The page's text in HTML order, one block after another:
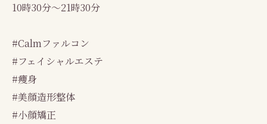
10時30分～21時30分
#Calmファルコン
#フェイシャルエステ
#痩身
#美顔造形整体
#小顔矯正